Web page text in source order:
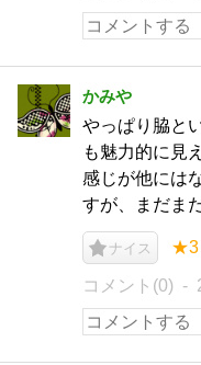
かみや
やっぱり脇と
も魅力的に見
感じが他には
すが、まだま
ナイス ★3
コメント(0)